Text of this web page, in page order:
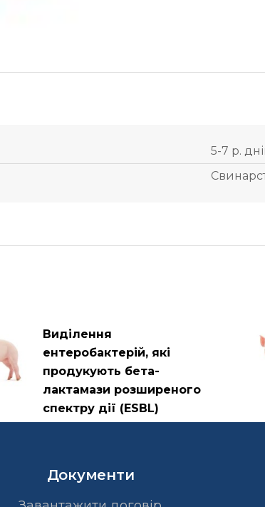
5-7 р.
Виділення
ентеробактерій, які
продукують бета-
лактамази розширеного
спектру дії (ESBL)
Документи